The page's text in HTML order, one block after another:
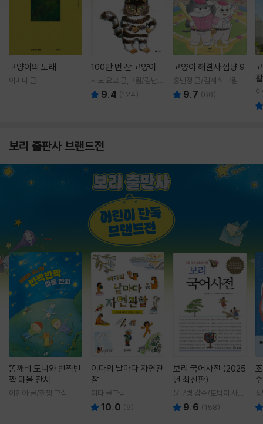
고양이의 노래
이미나 글
100만 번 산 고양이
사노 요코 글,그림/김난주
역 9.4 (124)
고양이 해결사 깜냥 9
홍민정 글/김재희 그림
9.7 (60)
보리 출판사 브랜드전
똥깨비 도니와 반짝반
짝 마을 잔치
이현아 글/핸짱 그림
이다의 날마다 자연관
찰
이다 글그림
10.0 (9)
보리 국어사전 (2025
년 최신판)
윤구병 감수/토박이 사전
편찬실 편
9.6 (158)